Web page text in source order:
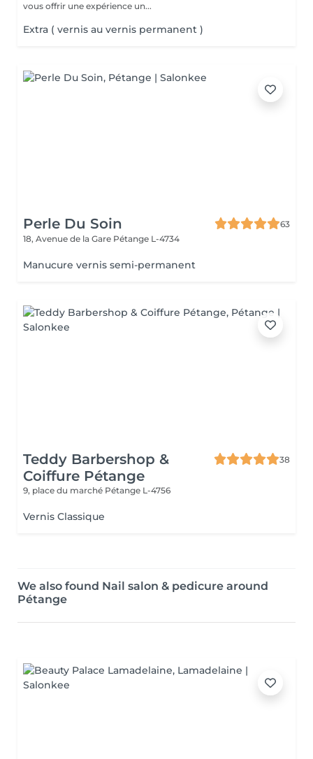
vous offrir une expérience un...
Extra ( vernis au vernis permanent )
Perle Du Soin
63
18, Avenue de la Gare Pétange L-4734
Manucure vernis semi-permanent
Teddy Barbershop &
Coiffure Pétange
38
9, place du marché Pétange L-4756
Vernis Classique
We also found Nail salon & pedicure around
Pétange